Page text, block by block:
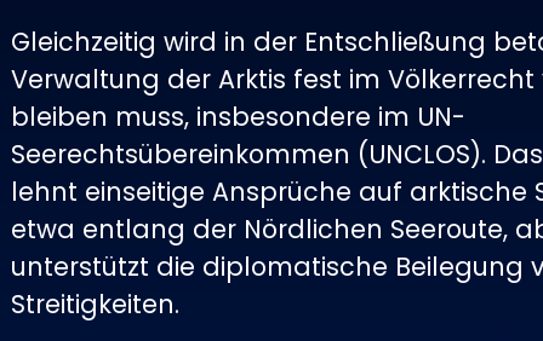
Gleichzeitig wird in der Entschließung
Verwaltung der Arktis fest im
bleiben muss, insbesondere im UN-
Seerechtsübereinkommen (UNCLOS).
lehnt einseitige Ansprüche auf arktische
etwa entlang der Nördlichen Seeroute,
unterstützt die diplomatische Beilegung
Streitigkeiten.